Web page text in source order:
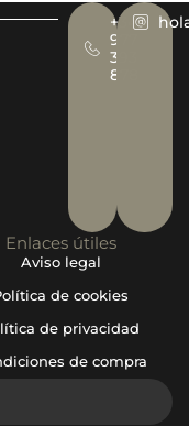
+34
977
393
878
Enlaces útiles
Aviso legal
de cookies
de privacidad
de compra